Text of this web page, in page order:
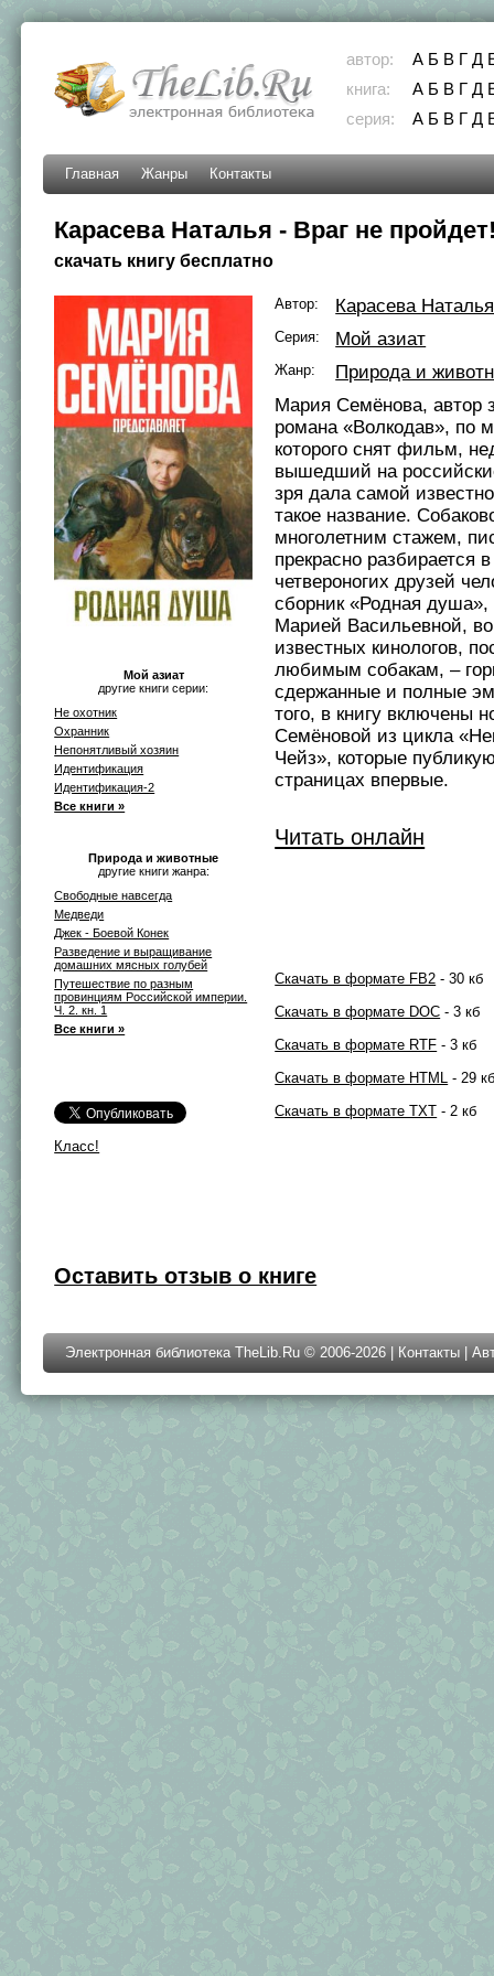
автор: А Б В Г Д
книга:
А Б В Г Д
серия:
А Б В Г Д
Главная Жанры Контакты
Карасева Наталья - Враг не
скачать книгу бесплатно
Мой азиат
другие книги серии:
Не охотник
Охранник
Непонятливый хозяин
Идентификация
Идентификация-2
Все книги »
Природа и животные
другие книги жанра:
Свободные навсегда
Медведи
Джек - Боевой Конек
Разведение и выращивание
домашних мясных голубей
Путешествие по разным
провинциям Российской империи.
Ч. 2. кн. 1
Все книги »
Класс!
Автор: Карасева Наталья
Серия: Мой азиат
Жанр:
Природа и
Мария Семёнова, автор
романа «Волкодав», по
которого снят фильм,
вышедший на
зря дала самой
такое название.
многолетним стажем,
прекрасно разбирается
четвероногих друзей
сборник «Родная
Марией Васильевной,
известных кинологов,
любимым собакам, –
сдержанные и полные
того, в книгу включены
Семёновой из цикла
Чейз», которые
страницах впервые.
Читать онлайн
Скачать в формате FB2 - 30 кб
Скачать в формате DOC - 3 кб
Скачать в формате RTF - 3 кб
Скачать в формате HTML - 29
Скачать в формате TXT - 2 кб
Оставить отзыв о книге
Электронная библиотека TheLib.Ru © 2006-2026 | Контакты |